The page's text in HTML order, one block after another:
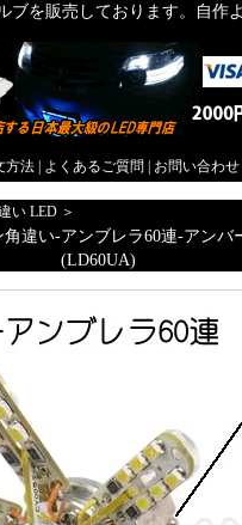
ブを販売しております。自作
方法 よくあるご質問 お問い合わせ
い LED ＞
角違い-アンブレラ60連-アンバ
(LD60UA)